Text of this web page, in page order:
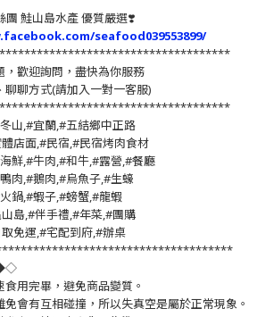
團 鮭山島水產 優質嚴選❣️
seafood039553899/
，歡迎詢問，盡快為你服務
聊聊方式(請加入一對一客服)
山,#宜蘭,#五結鄉中正路
店面,#民宿,#民宿烤肉食材
鮮,#牛肉,#和牛,#露營,#餐廳
肉,#鵝肉,#烏魚子,#生蠔
鍋,#蝦子,#螃蟹,#龍蝦
島,#伴手禮,#年菜,#團購
免運,#宅配到府,#辦桌
用完畢，避免商品變質。
會有互相碰撞，所以失真空是屬於正常現象。